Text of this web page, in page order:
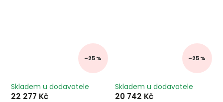
–25 %
Skladem u dodavatele
22 277 Kč
–25 %
Skladem u dodavatele
20 742 Kč